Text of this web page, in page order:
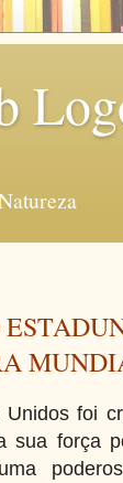
foi
sua força